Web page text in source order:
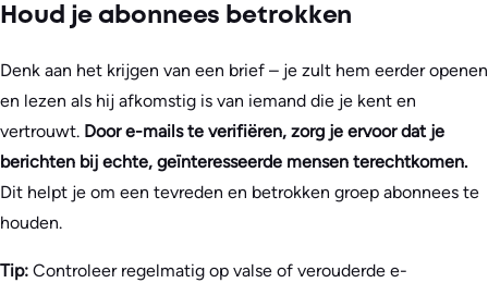
Houd je abonnees betrokken
Denk aan het krijgen van een brief – je zult hem eerder openen
en lezen als hij afkomstig is van iemand die je kent en
vertrouwt. Door e-mails te verifiëren, zorg je ervoor dat je
berichten bij echte, geïnteresseerde mensen terechtkomen.
Dit helpt je om een tevreden en betrokken groep abonnees te
houden.
Tip: Controleer regelmatig op valse of verouderde e-